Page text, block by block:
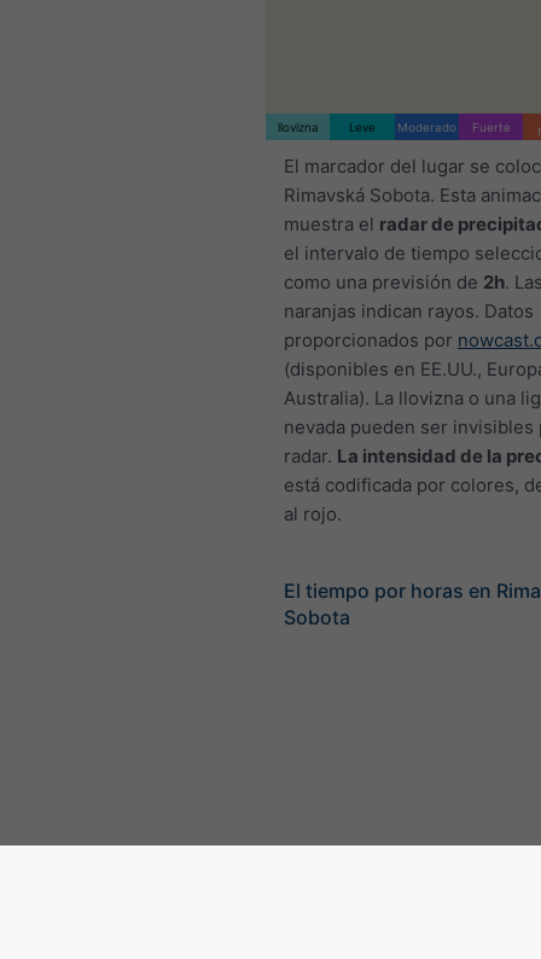
llovizna Leve Moderado Fuerte
El marcador del lugar se
Rimavská Sobota. Esta
muestra el radar de
el intervalo de tiempo
como una previsión de 2h.
naranjas indican rayos. Datos
proporcionados por
(disponibles en EE.UU.,
Australia). La llovizna o una
nevada pueden ser invisibles
radar. La intensidad de la
está codificada por colores,
al rojo.
El tiempo por horas en
Sobota